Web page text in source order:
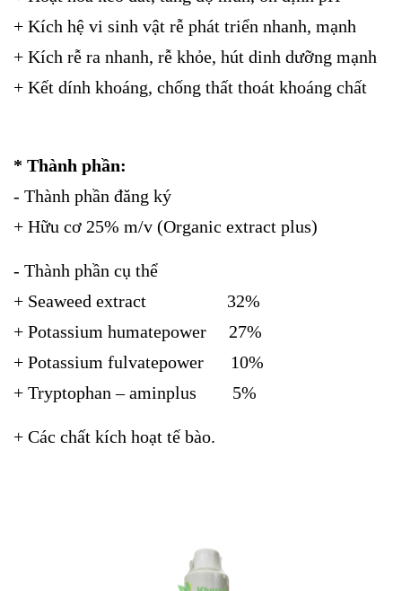
+ Kích hệ vi sinh vật rễ phát triển nhanh, mạnh
+ Kích rễ ra nhanh, rễ khỏe, hút dinh dưỡng mạnh
+ Kết dính khoáng, chống thất thoát khoáng chất
* Thành phần:
- Thành phần đăng ký
+ Hữu cơ 25% m/v (Organic extract plus)
- Thành phần cụ thể
+ Seaweed extract 32%
+ Potassium humatepower 27%
+ Potassium fulvatepower 10%
+ Tryptophan – aminplus 5%
+ Các chất kích hoạt tế bào.